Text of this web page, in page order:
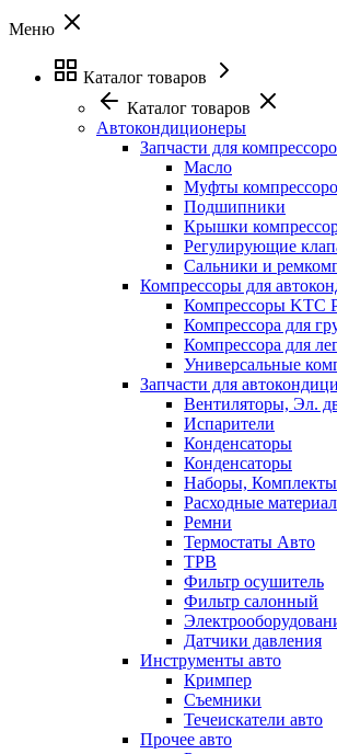
Меню
Каталог товаров
Каталог товаров
Автокондиционеры
Запчасти для
Масло
Муфты
Подшипники
Крышки
Регулирующие
Сальники и
Компрессоры для
Компрессоры KTC
Компрессора для
Компрессора для
Универсальные
Запчасти для
Вентиляторы, Эл.
Испарители
Конденсаторы
Конденсаторы
Наборы, Комплекты
Расходные
Ремни
Термостаты Авто
ТРВ
Фильтр осушитель
Фильтр салонный
Датчики давления
Инструменты авто
Кримпер
Съемники
Течеискатели авто
Прочее авто